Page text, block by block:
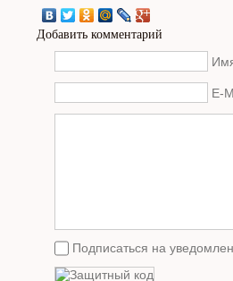
Добавить комментарий
E-
Подписаться на